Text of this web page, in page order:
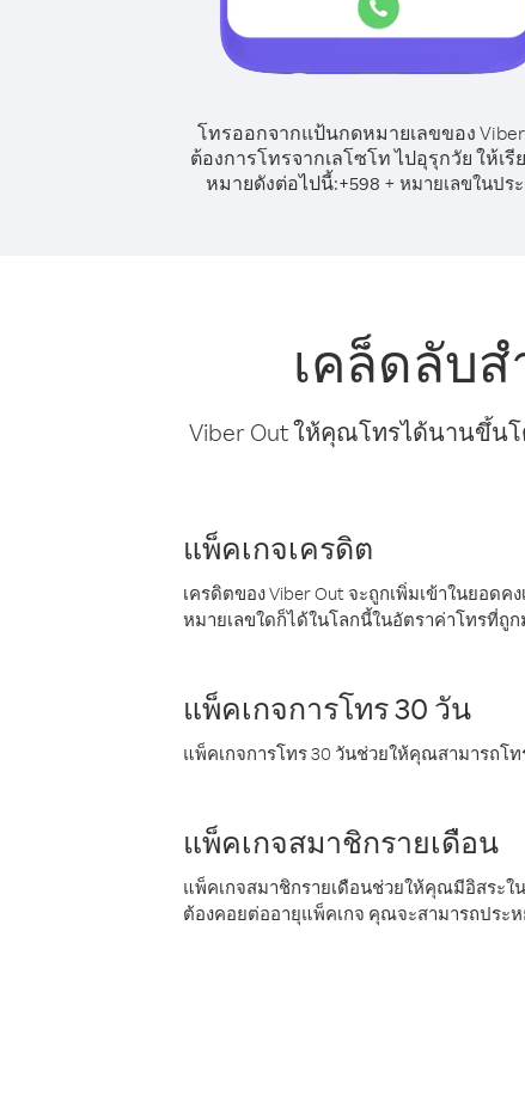
โทรออกจากแป้นกดหมายเลขของ Viber
ต้องการโทรจากเลโซโท ไปอุรุกวัย ให้เรี
หมายดังต่อไปนี้:+598 + หมายเลขในปร
เคล็ดลับ
Viber Out ให้คุณโทรได้นานขึ้น
แพ็คเกจเครดิต
เครดิตของ Viber Out จะถูกเพิ่มเข้าในยอด
หมายเลขใดก็ได้ในโลกนี้ในอัตราค่าโทรที่ถูก
แพ็คเกจการโทร 30 วัน
แพ็คเกจการโทร 30 วันช่วยให้คุณสามารถโ
แพ็คเกจสมาชิกรายเดือน
แพ็คเกจสมาชิกรายเดือนช่วยให้คุณมีอิสระ
ต้องคอยต่ออายุแพ็คเกจ คุณจะสามารถปร